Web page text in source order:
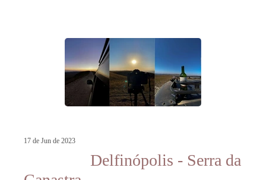
17 de Jun de 2023
Delfinópolis - Serra da